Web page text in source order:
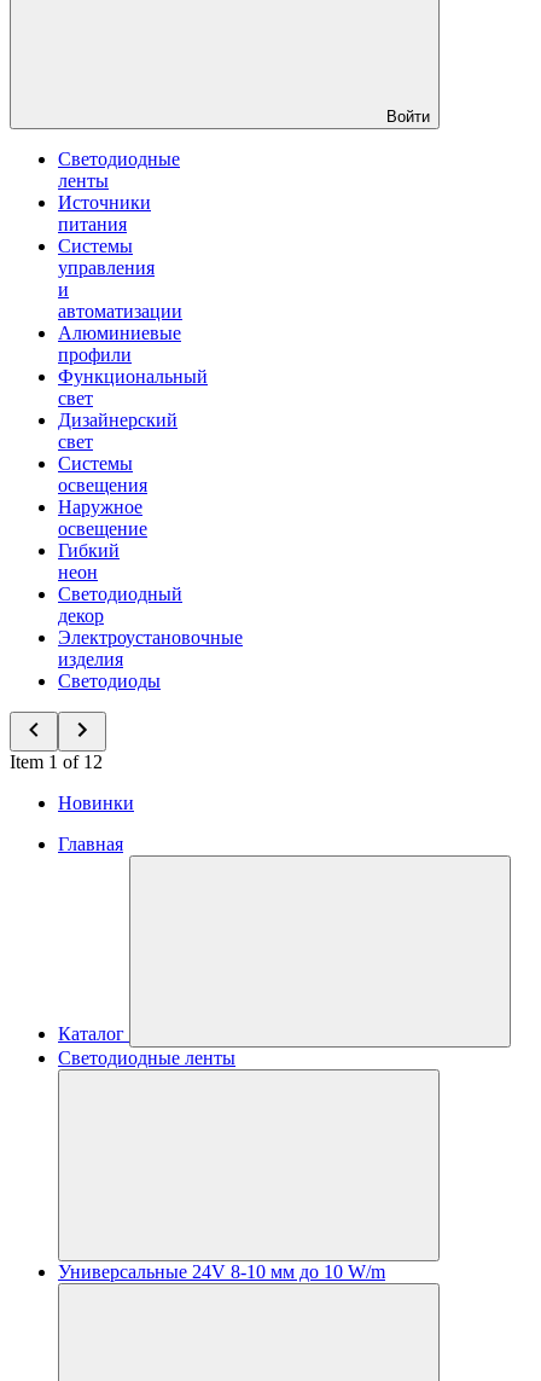
Войти
Светодиодные
ленты
Источники
питания
Системы
управления
и
автоматизации
Алюминиевые
профили
Функциональный
свет
Дизайнерский
свет
Системы
освещения
Наружное
освещение
Гибкий
неон
Светодиодный
декор
Электроустановочные
изделия
Светодиоды
Item 1 of 12
Новинки
Главная
Каталог
Светодиодные ленты
Универсальные 24V 8-10 мм до 10 W/m